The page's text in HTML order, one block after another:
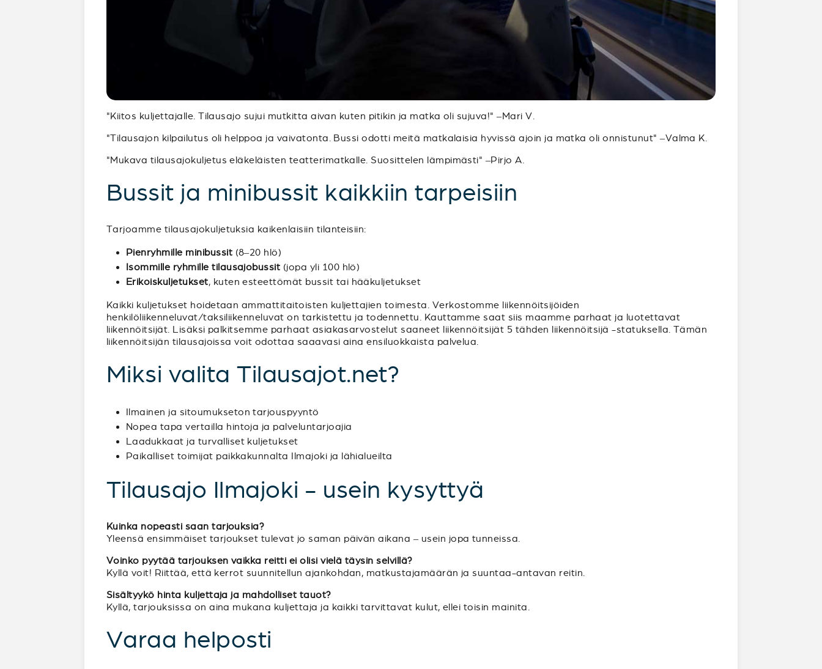
"Kiitos kuljettajalle. Tilausajo sujui mutkitta aivan kuten pitikin ja matka oli sujuva!" –Mari V.
"Tilausajon kilpailutus oli helppoa ja vaivatonta. Bussi odotti meitä matkalaisia hyvissä ajoin ja matka oli onnistunut" –Valma K.
"Mukava tilausajokuljetus eläkeläisten teatterimatkalle. Suosittelen lämpimästi" –Pirjo A.
Bussit ja minibussit kaikkiin tarpeisiin
Tarjoamme tilausajokuljetuksia kaikenlaisiin tilanteisiin:
Pienryhmille minibussit (8–20 hlö)
Isommille ryhmille tilausajobussit (jopa yli 100 hlö)
Erikoiskuljetukset, kuten esteettömät bussit tai hääkuljetukset
Kaikki kuljetukset hoidetaan ammattitaitoisten kuljettajien toimesta. Verkostomme liikennöitsijöiden
henkilöliikenneluvat/taksiliikenneluvat on tarkistettu ja todennettu. Kauttamme saat siis maamme parhaat ja luotettavat
liikennöitsijät. Lisäksi palkitsemme parhaat asiakasarvostelut saaneet liikennöitsijät 5 tähden liikennöitsijä -statuksella. Tämän
liikennöitsijän tilausajoissa voit odottaa saaavasi aina ensiluokkaista palvelua.
Miksi valita Tilausajot.net?
Ilmainen ja sitoumukseton tarjouspyyntö
Nopea tapa vertailla hintoja ja palveluntarjoajia
Laadukkaat ja turvalliset kuljetukset
Paikalliset toimijat paikkakunnalta Ilmajoki ja lähialueilta
Tilausajo Ilmajoki - usein kysyttyä
Kuinka nopeasti saan tarjouksia?
Yleensä ensimmäiset tarjoukset tulevat jo saman päivän aikana – usein jopa tunneissa.
Voinko pyytää tarjouksen vaikka reitti ei olisi vielä täysin selvillä?
Kyllä voit! Riittää, että kerrot suunnitellun ajankohdan, matkustajamäärän ja suuntaa-antavan reitin.
Sisältyykö hinta kuljettaja ja mahdolliset tauot?
Kyllä, tarjouksissa on aina mukana kuljettaja ja kaikki tarvittavat kulut, ellei toisin mainita.
Varaa helposti